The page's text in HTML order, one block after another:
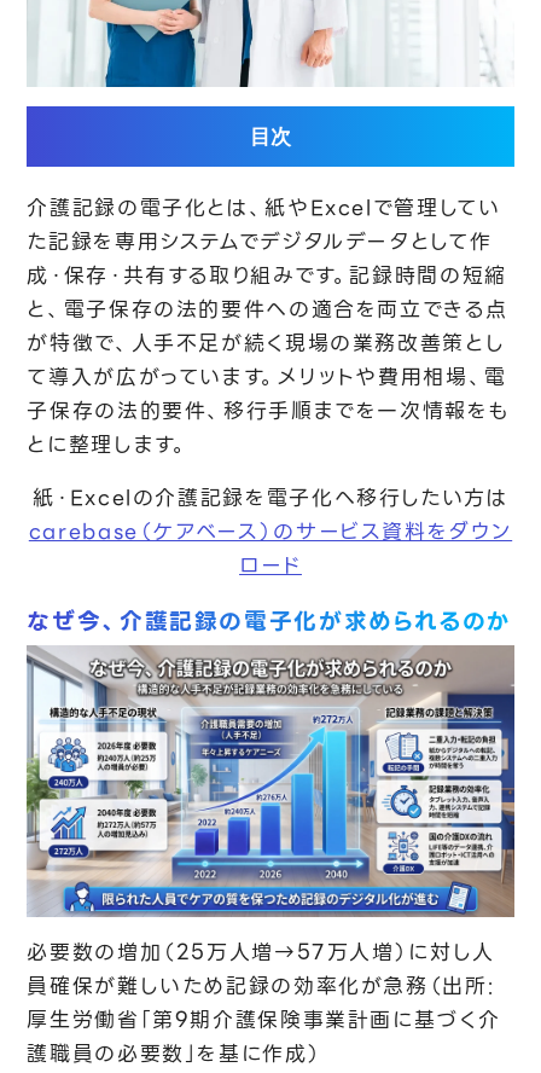
目次
介護記録の電子化とは、紙やExcelで管理してい
た記録を専用システムでデジタルデータとして作
成・保存・共有する取り組みです。記録時間の短縮
と、電子保存の法的要件への適合を両立できる点
が特徴で、人手不足が続く現場の業務改善策とし
て導入が広がっています。メリットや費用相場、電
子保存の法的要件、移行手順までを一次情報をも
とに整理します。
紙・Excelの介護記録を電子化へ移行したい方は
carebase（ケアベース）のサービス資料をダウン
ロード
なぜ今、介護記録の電子化が求められるのか
必要数の増加（25万人増→57万人増）に対し人
員確保が難しいため記録の効率化が急務（出所:
厚生労働省「第9期介護保険事業計画に基づく介
護職員の必要数」を基に作成）